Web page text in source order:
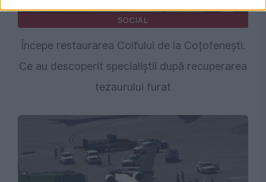
SOCIAL
Începe restaurarea Coifului de la Coțofenești.
Ce au descoperit specialiștii după recuperarea
tezaurului furat